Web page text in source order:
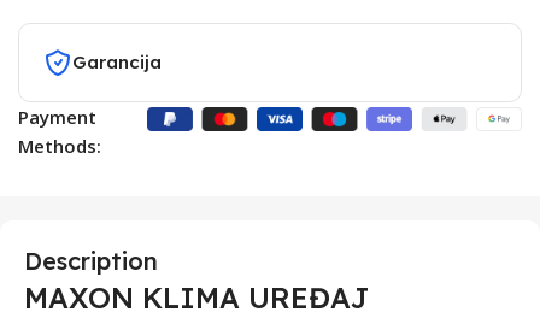
Garancija
Payment
Methods:
Description
MAXON KLIMA UREĐAJ